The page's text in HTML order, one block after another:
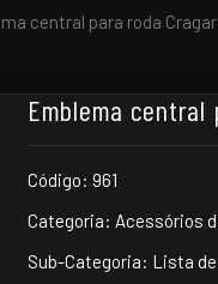
central para roda
Emblema central
Código: 961
Categoria: Acessórios
Sub-Categoria: Lista